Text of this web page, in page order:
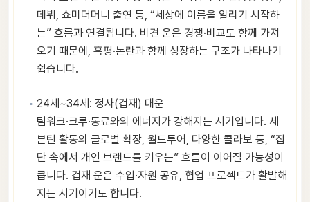
데뷔, 쇼미더머니 출연 등, “세상에 이름을 알리기 시작하
는” 흐름과 연결됩니다. 비견 운은 경쟁·비교도 함께 가져
오기 때문에, 혹평·논란과 함께 성장하는 구조가 나타나기
쉽습니다.
24세~34세: 정사(겁재) 대운
팀워크·크루·동료와의 에너지가 강해지는 시기입니다. 세
븐틴 활동의 글로벌 확장, 월드투어, 다양한 콜라보 등, “집
단 속에서 개인 브랜드를 키우는” 흐름이 이어질 가능성이
큽니다. 겁재 운은 수입·자원 공유, 협업 프로젝트가 활발해
지는 시기이기도 합니다.